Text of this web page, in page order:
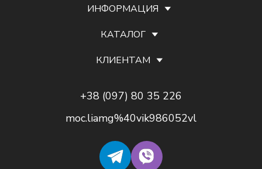
ИНФОРМАЦИЯ
КАТАЛОГ
КЛИЕНТАМ
+38 (097) 80 35 226
moc.liamg%40vik986052vl